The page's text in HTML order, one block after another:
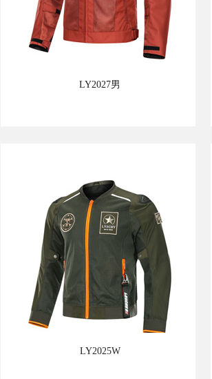
LY2027男
LY2025W